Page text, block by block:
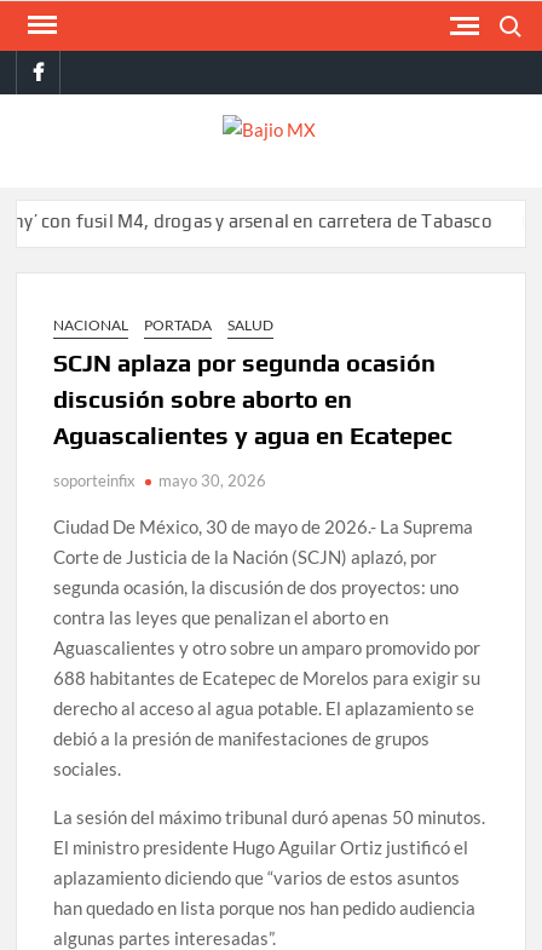
Saltar
contenidofacebook
fusil M4, drogas y arsenal en carretera de Tabasco Colombia
NACIONAL PORTADA SALUD
SCJN aplaza por segunda ocasión
discusión sobre aborto en
Aguascalientes y agua en Ecatepec
soporteinfix mayo 30, 2026
Ciudad De México, 30 de mayo de 2026.- La Suprema
Corte de Justicia de la Nación (SCJN) aplazó, por
segunda ocasión, la discusión de dos proyectos: uno
contra las leyes que penalizan el aborto en
Aguascalientes y otro sobre un amparo promovido por
688 habitantes de Ecatepec de Morelos para exigir su
derecho al acceso al agua potable. El aplazamiento se
debió a la presión de manifestaciones de grupos
sociales.
La sesión del máximo tribunal duró apenas 50 minutos.
El ministro presidente Hugo Aguilar Ortiz justificó el
aplazamiento diciendo que “varios de estos asuntos
han quedado en lista porque nos han pedido audiencia
algunas partes interesadas”.